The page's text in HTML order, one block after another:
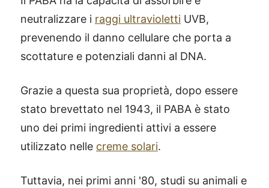
neutralizzare i raggi ultravioletti UVB,
prevenendo il danno cellulare che porta a
scottature e potenziali danni al DNA.
Grazie a questa sua proprietà, dopo essere
stato brevettato nel 1943, il PABA è stato
uno dei primi ingredienti attivi a essere
utilizzato nelle creme solari.
Tuttavia, nei primi anni '80, studi su animali e